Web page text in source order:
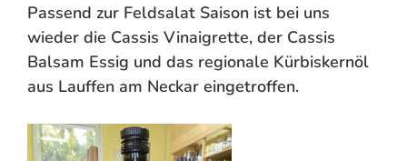
Passend zur Feldsalat Saison ist bei uns
wieder die Cassis Vinaigrette, der Cassis
Balsam Essig und das regionale Kürbiskernöl
aus Lauffen am Neckar eingetroffen.